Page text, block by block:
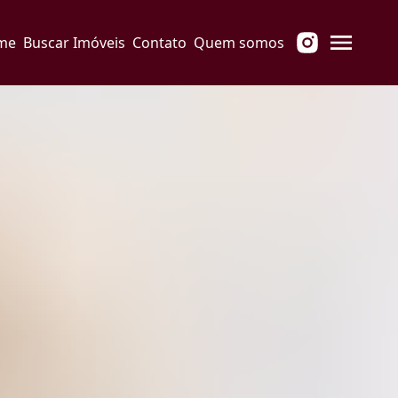
Buscar Imóveis Contato Quem somos